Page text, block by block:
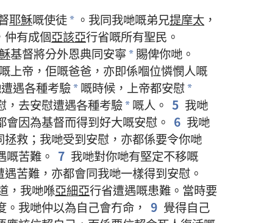
耶穌嘅使徒* 。 我同我哋嘅弟兄提摩太 ，
仲有成個亞該亞行省嘅所有聖民 。
基督將分外恩典同安寧 * 賜俾你哋 。
嘅上帝 ， 佢嘅爸爸 ， 亦即係嗰位憐憫人嘅
遭遇各種考驗* 嘅時候 ， 上帝都安慰*
， 去安慰遭遇各種考驗* 嘅人 。 5 我哋
會因為基督而得到好大嘅安慰 。 6 我哋
拯救 ； 我哋受到安慰 ， 亦都係要令你哋
嘅苦難 。 7 我哋對你哋有堅定不移嘅
遇苦難 ， 亦都會同我哋一樣得到安慰 。
， 我哋喺亞細亞行省遭遇嘅患難 。 當時要
。 我哋仲以為自己會冇命 ， 9 覺得自己